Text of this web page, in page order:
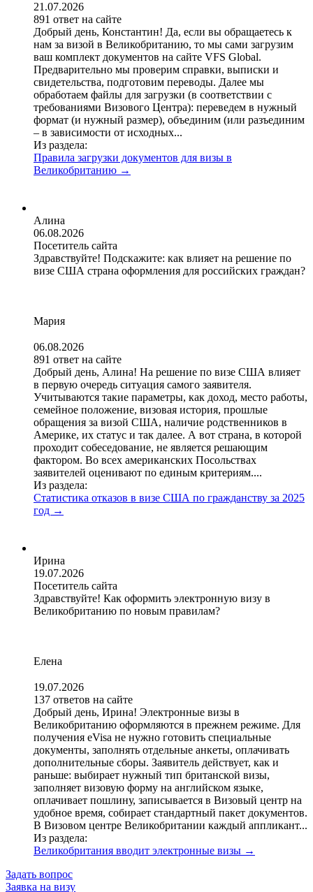
21.07.2026
891 ответ на сайте
Добрый день, Константин! Да, если вы обращаетесь к
нам за визой в Великобританию, то мы сами загрузим
ваш комплект документов на сайте VFS Global.
Предварительно мы проверим справки, выписки и
свидетельства, подготовим переводы. Далее мы
обработаем файлы для загрузки (в соответствии с
требованиями Визового Центра): переведем в нужный
формат (и нужный размер), объединим (или разъединим
– в зависимости от исходных...
Из раздела:
Правила загрузки документов для визы в
Великобританию →
Алина
06.08.2026
Посетитель сайта
Здравствуйте! Подскажите: как влияет на решение по
визе США страна оформления для российских граждан?
Мария
06.08.2026
891 ответ на сайте
Добрый день, Алина! На решение по визе США влияет
в первую очередь ситуация самого заявителя.
Учитываются такие параметры, как доход, место работы,
семейное положение, визовая история, прошлые
обращения за визой США, наличие родственников в
Америке, их статус и так далее. А вот страна, в которой
проходит собеседование, не является решающим
фактором. Во всех американских Посольствах
заявителей оценивают по единым критериям....
Из раздела:
Статистика отказов в визе США по гражданству за 2025
год →
Ирина
19.07.2026
Посетитель сайта
Здравствуйте! Как оформить электронную визу в
Великобританию по новым правилам?
Елена
19.07.2026
137 ответов на сайте
Добрый день, Ирина! Электронные визы в
Великобританию оформляются в прежнем режиме. Для
получения eVisa не нужно готовить специальные
документы, заполнять отдельные анкеты, оплачивать
дополнительные сборы. Заявитель действует, как и
раньше: выбирает нужный тип британской визы,
заполняет визовую форму на английском языке,
оплачивает пошлину, записывается в Визовый центр на
удобное время, собирает стандартный пакет документов.
В Визовом центре Великобритании каждый аппликант...
Из раздела:
Великобритания вводит электронные визы →
Задать вопрос
Заявка на визу